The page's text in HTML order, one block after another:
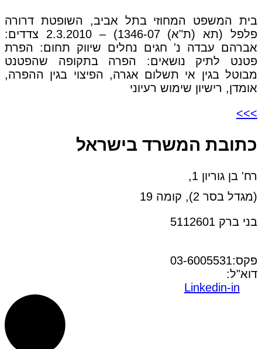
בית המשפט המחוזי בתל אביב, השופטת דרורה
פלפל (תא (ת"א) 1346-07) – 2.3.2010 צדדים:
אברהם עבדה נ' חגים נחלים שיווק תחום: הפרת
פטנט לתיק נושאים: הפרה בתקופה שהפטנט
מבוטל בגין אי תשלום אגרה, הפיצוי בגין ההפרה,
אומדן, רישיון שימוש רעיוני
>>>
כתובת המשרד בישראל
רח' בן גוריון 1,
(מגדל בסר 2), קומה 19
בני ברק 5112601
פקס:03-6005531
דוא"ל:
Linkedin-in